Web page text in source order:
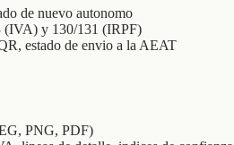
de nuevo autonomo
(IVA) y 130/131 (IRPF)
estado de envio a la AEAT
PNG, PDF)